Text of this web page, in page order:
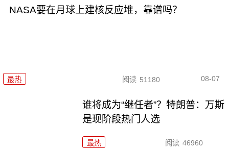
NASA要在月球上建核反应堆，靠谱吗？
最热 阅读 51180 08-07
谁将成为“继任者”？特朗普：万斯
是现阶段热门人选
最热 阅读 46960